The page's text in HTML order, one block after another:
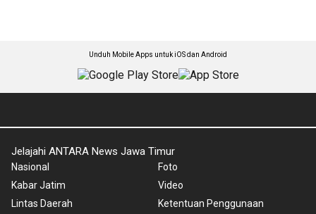
Unduh Mobile Apps untuk iOS dan Android
Jelajahi ANTARA News Jawa Timur
Nasional
Kabar Jatim
Lintas Daerah
Foto
Video
Ketentuan Penggunaan